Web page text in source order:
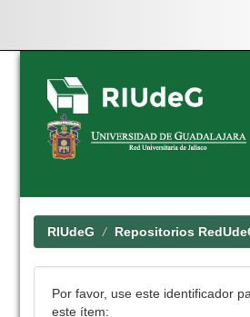
Skip
navigation
RIUdeG Repositorios
Por favor, use este identificador
este ítem: